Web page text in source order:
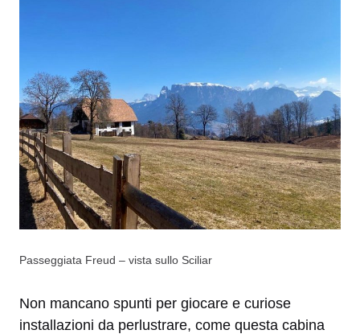
Passeggiata Freud – vista sullo Sciliar
Non mancano spunti per giocare e curiose
installazioni da perlustrare, come questa cabina